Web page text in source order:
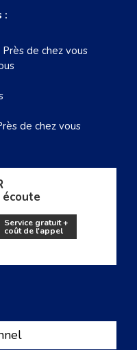
:
de chez vous
de chez vous
Service gratuit +
coût de l'appel